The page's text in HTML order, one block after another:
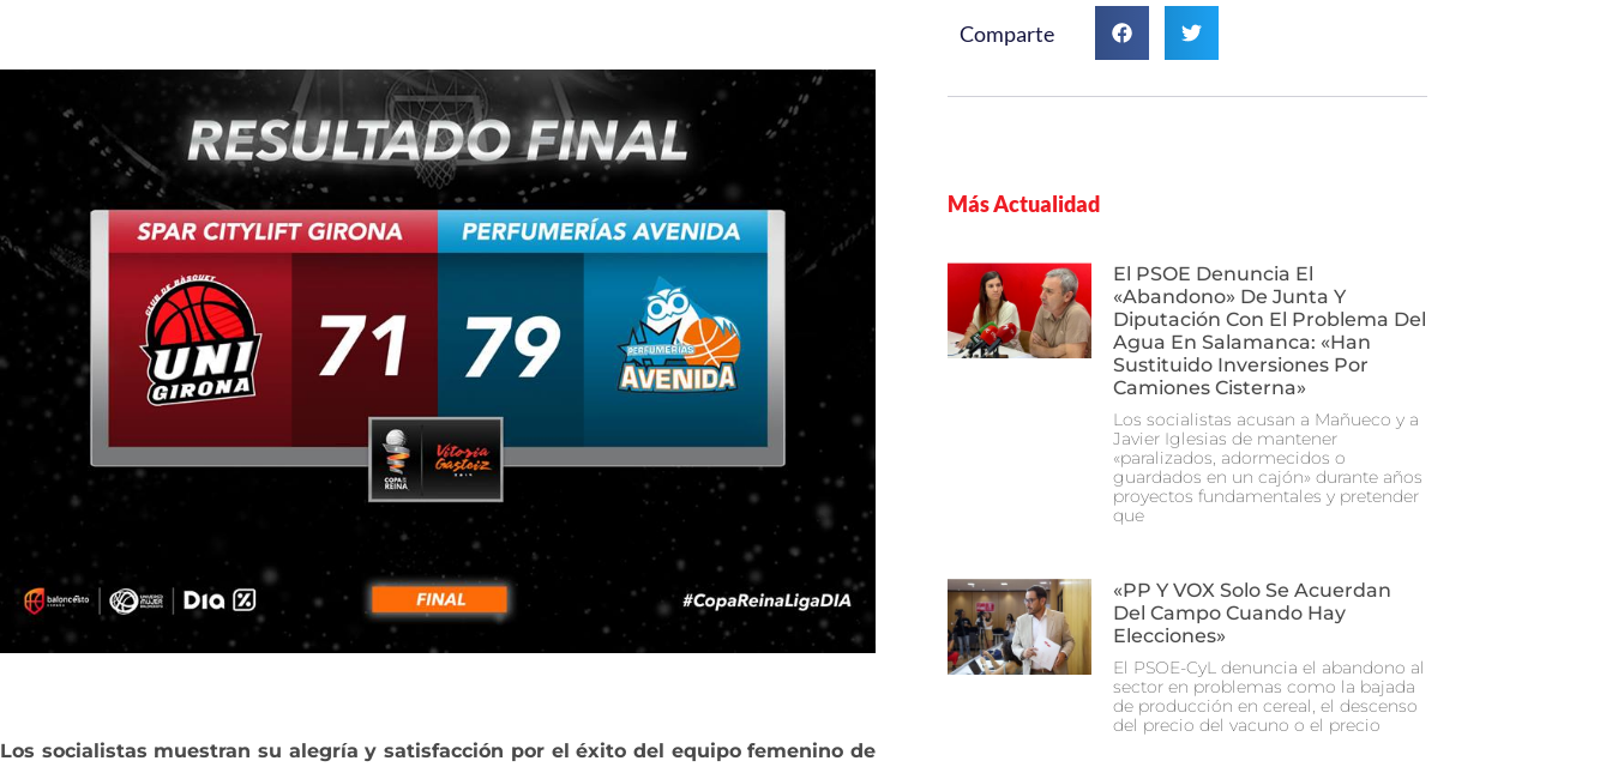
Los socialistas muestran su alegría y satisfacción por el éxito del equipo femenino de
Comparte
Más Actualidad
El PSOE Denuncia El
«abandono» De Junta Y
Diputación Con El Problema Del
Agua En Salamanca: «Han
Sustituido Inversiones Por
Camiones Cisterna»
Los socialistas acusan a Mañueco y a
Javier Iglesias de mantener
«paralizados, adormecidos o
guardados en un cajón» durante años
proyectos fundamentales y pretender
que
«PP Y VOX Solo Se Acuerdan
Del Campo Cuando Hay
Elecciones»
El PSOE-CyL denuncia el abandono al
sector en problemas como la bajada
de producción en cereal, el descenso
del precio del vacuno o el precio